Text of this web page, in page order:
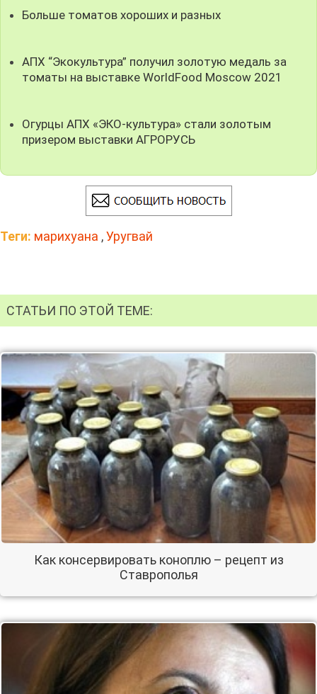
Больше томатов хороших и разных
АПХ “Экокультура” получил золотую медаль за
томаты на выставке WorldFood Moscow 2021
Огурцы АПХ «ЭКО-культура» стали золотым
призером выставки АГРОРУСЬ
Теги: марихуана ,Уругвай
СТАТЬИ ПО ЭТОЙ ТЕМЕ:
Как консервировать коноплю – рецепт из
Ставрополья